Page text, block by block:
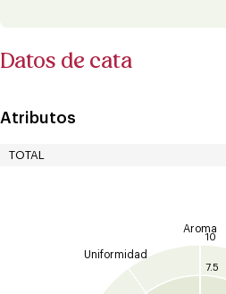
Datos de cata
Atributos
TOTAL
10
7.5
Aroma
Uniformidad